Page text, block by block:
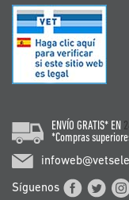
ENVÍO GRATIS* EN
*Compras
Síguenos